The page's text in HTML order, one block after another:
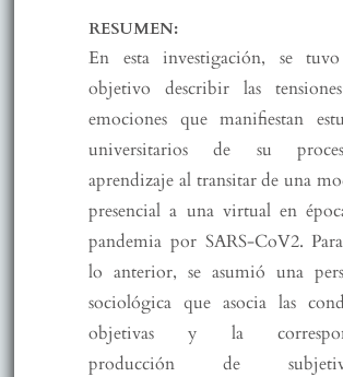
RESUMEN:
En esta investigación, se
objetivo describir las
emociones que manifiestan
universitarios de su
aprendizaje al transitar de una
presencial a una virtual en
pandemia por SARS-CoV2.
lo anterior, se asumió una
sociológica que asocia las
objetivas y la
producción de